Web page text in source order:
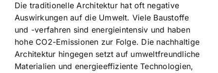
Die traditionelle Architektur hat oft negative
Auswirkungen auf die Umwelt. Viele Baustoffe
und -verfahren sind energieintensiv und haben
hohe CO2-Emissionen zur Folge. Die nachhaltige
Architektur hingegen setzt auf umweltfreundliche
Materialien und energieeffiziente Technologien,